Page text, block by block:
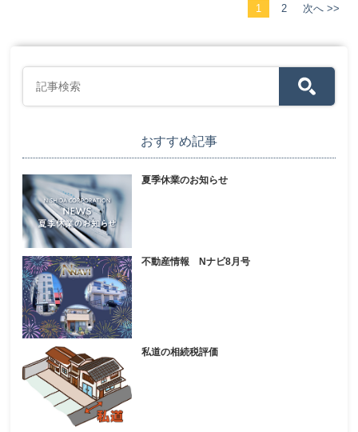
1 2 次へ >>
おすすめ記事
夏季休業のお知らせ
不動産情報 Nナビ8月号
私道の相続税評価